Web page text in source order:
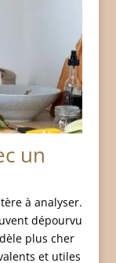
un
à analyser.
dépourvu
plus cher
et utiles